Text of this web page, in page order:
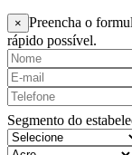
× Preencha o
rápido possível.
Segmento do